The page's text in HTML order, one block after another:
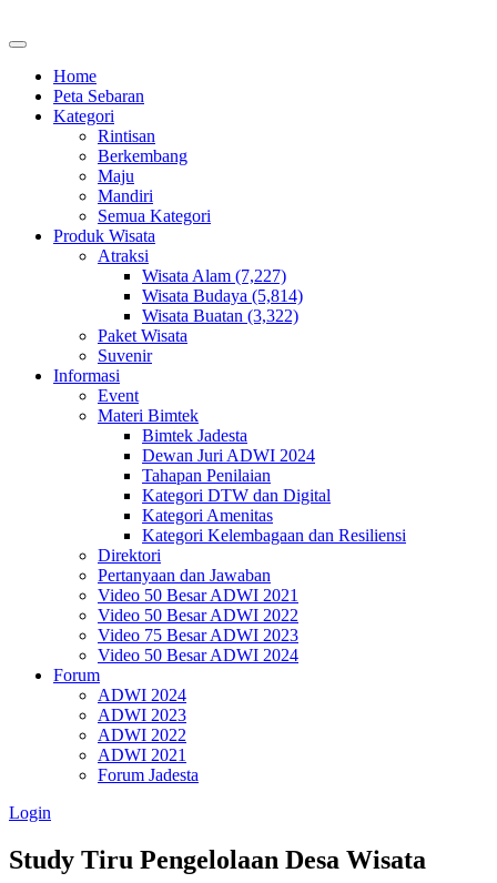
Home
Peta Sebaran
Kategori
Rintisan
Berkembang
Maju
Mandiri
Semua Kategori
Produk Wisata
Atraksi
Wisata Alam (7,227)
Wisata Budaya (5,814)
Wisata Buatan (3,322)
Paket Wisata
Suvenir
Informasi
Event
Materi Bimtek
Bimtek Jadesta
Dewan Juri ADWI 2024
Tahapan Penilaian
Kategori DTW dan Digital
Kategori Amenitas
Kategori Kelembagaan dan Resiliensi
Direktori
Pertanyaan dan Jawaban
Video 50 Besar ADWI 2021
Video 50 Besar ADWI 2022
Video 75 Besar ADWI 2023
Video 50 Besar ADWI 2024
Forum
ADWI 2024
ADWI 2023
ADWI 2022
ADWI 2021
Forum Jadesta
Login
Study Tiru Pengelolaan Desa Wisata